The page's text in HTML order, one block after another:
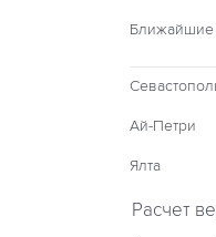
Ближайшие
Ай-Петри
Ялта
Расчет